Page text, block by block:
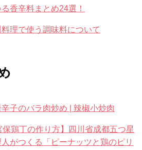
香辛料まとめ24選！
理で使う調味料について
子のバラ肉炒め | 辣椒小炒肉
保鶏丁の作り方】四川省成都五つ星
がつくる「ピーナッツと鶏のピリ